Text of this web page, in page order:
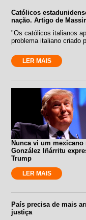
Católicos
nação. Artigo de
"Os católicos italianos
problema italiano criado
LER MAIS
Nunca vi um
González Iñárritu
Trump
LER MAIS
País precisa de mais
justiça